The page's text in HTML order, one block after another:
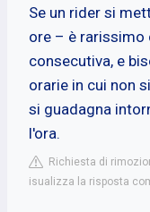
Se un rider si
ore – è rarissimo
consecutiva, e
orarie in cui non
si guadagna
l'ora.
Richiesta di
isualizza la risposta